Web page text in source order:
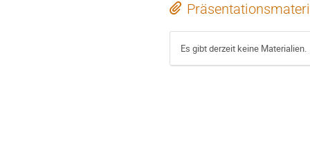
Es gibt derzeit keine Materialien.